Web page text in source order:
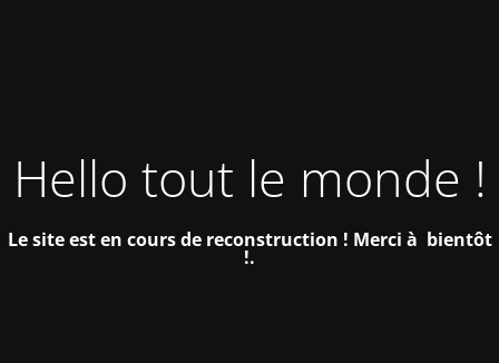
Hello tout le monde !
Le site est en cours de reconstruction ! Merci à bientôt
!.